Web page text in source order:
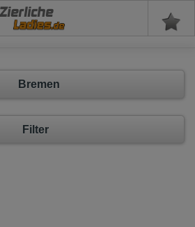
Bremen
Filter